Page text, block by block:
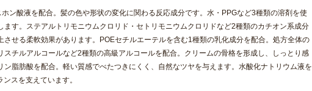
ン酸液を配合。髪の色や形状の変化に関わる反応成分です。水・PPGなど3種類の溶剤を使
す。ステアルトリモニウムクロリド・セトリモニウムクロリドなど2種類のカチオン系成分
せる柔軟効果があります。POEセチルエーテルを含む1種類の乳化成分を配合。処方全体の
チルアルコールなど2種類の高級アルコールを配合。クリームの骨格を形成し、しっとり感
脂肪酸を配合。軽い質感でべたつきにくく、自然なツヤを与えます。水酸化ナトリウム液を
スを支えています。